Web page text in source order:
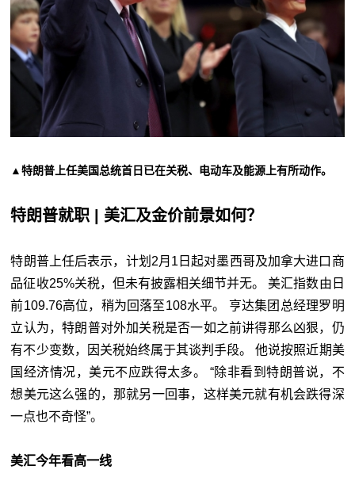
▲特朗普上任美国总统首日已在关税、电动车及能源上有所动作。
特朗普就职 | 美汇及金价前景如何？
特朗普上任后表示，计划2月1日起对墨西哥及加拿大进口商
品征收25%关税，但未有披露相关细节并无。 美汇指数由日
前109.76高位，稍为回落至108水平。 亨达集团总经理罗明
立认为，特朗普对外加关税是否一如之前讲得那么凶狠，仍
有不少变数，因关税始终属于其谈判手段。 他说按照近期美
国经济情况，美元不应跌得太多。 “除非看到特朗普说，不
想美元这么强的，那就另一回事，这样美元就有机会跌得深
一点也不奇怪”。
美汇今年看高一线